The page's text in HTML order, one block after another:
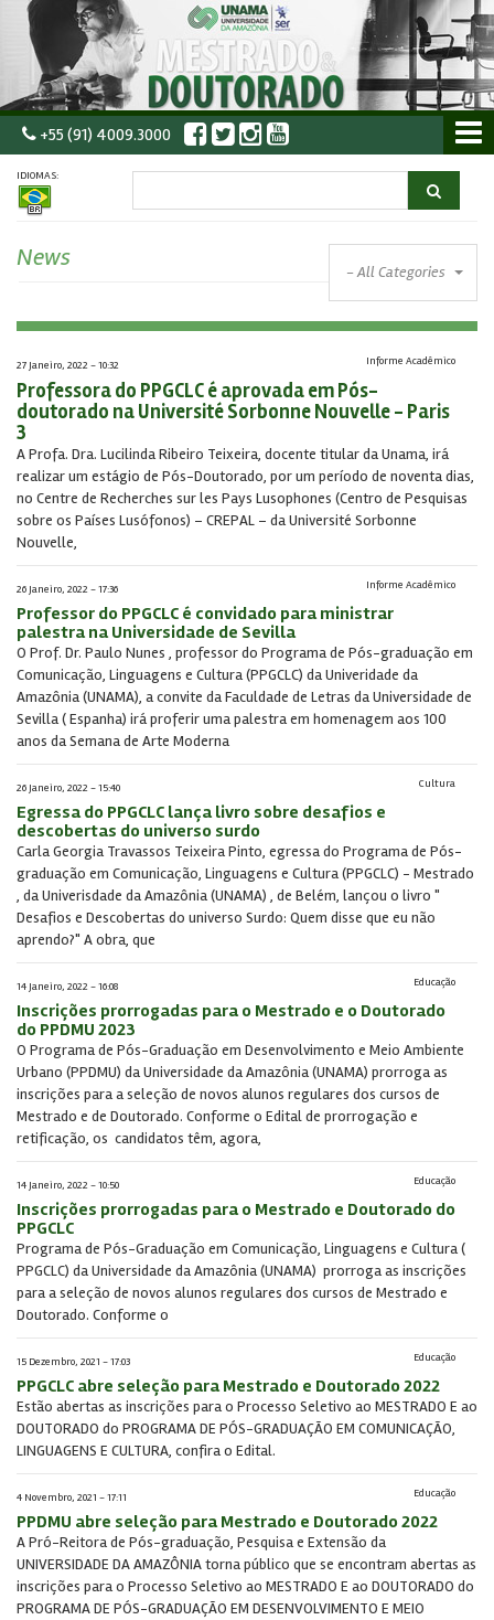
+55 (91) 4009.3000
IDIOMAS:
News
- All Categories
27 Janeiro, 2022 - 10:32 Informe Acadêmico
Professora do PPGCLC é aprovada em Pós-
doutorado na Université Sorbonne Nouvelle - Paris
3
A Profa. Dra. Lucilinda Ribeiro Teixeira, docente titular da Unama, irá
realizar um estágio de Pós-Doutorado, por um período de noventa dias,
no Centre de Recherches sur les Pays Lusophones (Centro de Pesquisas
sobre os Países Lusófonos) – CREPAL – da Université Sorbonne
Nouvelle,
26 Janeiro, 2022 - 17:36 Informe Acadêmico
Professor do PPGCLC é convidado para ministrar
palestra na Universidade de Sevilla
O Prof. Dr. Paulo Nunes , professor do Programa de Pós-graduação em
Comunicação, Linguagens e Cultura (PPGCLC) da Univeridade da
Amazônia (UNAMA), a convite da Faculdade de Letras da Universidade de
Sevilla ( Espanha) irá proferir uma palestra em homenagem aos 100
anos da Semana de Arte Moderna
26 Janeiro, 2022 - 15:40 Cultura
Egressa do PPGCLC lança livro sobre desafios e
descobertas do universo surdo
Carla Georgia Travassos Teixeira Pinto, egressa do Programa de Pós-
graduação em Comunicação, Linguagens e Cultura (PPGCLC) - Mestrado
, da Univerisdade da Amazônia (UNAMA) , de Belém, lançou o livro "
Desafios e Descobertas do universo Surdo: Quem disse que eu não
aprendo?" A obra, que
14 Janeiro, 2022 - 16:08 Educação
Inscrições prorrogadas para o Mestrado e o Doutorado
do PPDMU 2023
O Programa de Pós-Graduação em Desenvolvimento e Meio Ambiente
Urbano (PPDMU) da Universidade da Amazônia (UNAMA) prorroga as
inscrições para a seleção de novos alunos regulares dos cursos de
Mestrado e de Doutorado. Conforme o Edital de prorrogação e
retificação, os candidatos têm, agora,
14 Janeiro, 2022 - 10:50 Educação
Inscrições prorrogadas para o Mestrado e Doutorado do
PPGCLC
Programa de Pós-Graduação em Comunicação, Linguagens e Cultura (
PPGCLC) da Universidade da Amazônia (UNAMA) prorroga as inscrições
para a seleção de novos alunos regulares dos cursos de Mestrado e
Doutorado. Conforme o
15 Dezembro, 2021 - 17:03 Educação
PPGCLC abre seleção para Mestrado e Doutorado 2022
Estão abertas as inscrições para o Processo Seletivo ao MESTRADO E ao
DOUTORADO do PROGRAMA DE PÓS-GRADUAÇÃO EM COMUNICAÇÃO,
LINGUAGENS E CULTURA, confira o Edital.
4 Novembro, 2021 - 17:11 Educação
PPDMU abre seleção para Mestrado e Doutorado 2022
A Pró-Reitora de Pós-graduação, Pesquisa e Extensão da
UNIVERSIDADE DA AMAZÔNIA torna público que se encontram abertas as
inscrições para o Processo Seletivo ao MESTRADO E ao DOUTORADO do
PROGRAMA DE PÓS-GRADUAÇÃO EM DESENVOLVIMENTO E MEIO
Páginas